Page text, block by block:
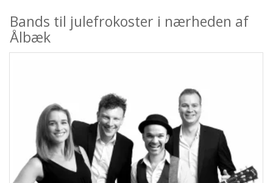
Bands til julefrokoster i nærheden af
Ålbæk